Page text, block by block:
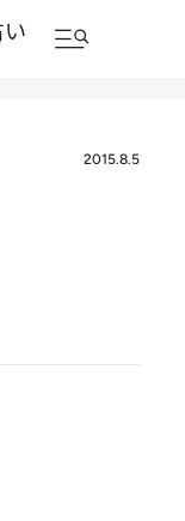
い
2015.8.5